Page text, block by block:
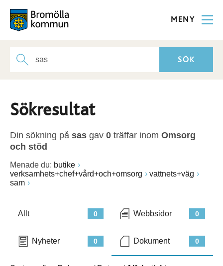
MENY
Sökresultat
Din sökning på sas gav 0 träffar inom Omsorg
och stöd
Menade du: butike
verksamhets+chef+vård+och+omsorg
vattnets+väg
sam
0
Allt 0
Webbsidor
0
Nyheter 0
Dokument